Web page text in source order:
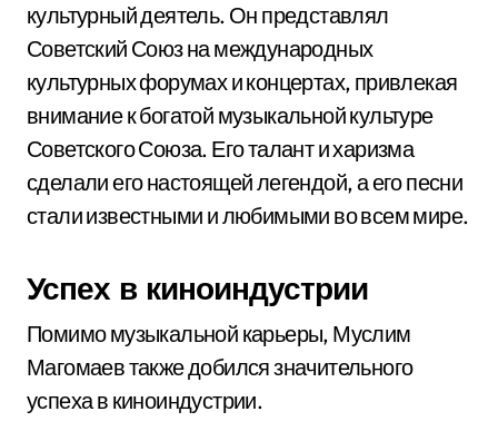
культурный деятель. Он представлял
Советский Союз на международных
культурных форумах и концертах, привлекая
внимание к богатой музыкальной культуре
Советского Союза. Его талант и харизма
сделали его настоящей легендой, а его песни
стали известными и любимыми во всем мире.
Успех в киноиндустрии
Помимо музыкальной карьеры, Муслим
Магомаев также добился значительного
успеха в киноиндустрии.